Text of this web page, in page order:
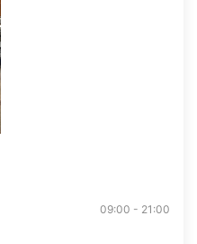
09:00 - 21:00